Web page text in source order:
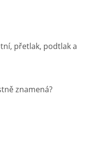
přetlak, podtlak a
znamená?